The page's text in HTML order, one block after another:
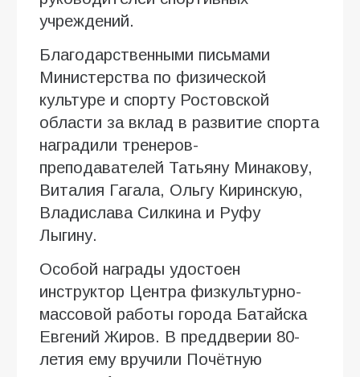
учреждений.
Благодарственными письмами
Министерства по физической
культуре и спорту Ростовской
области за вклад в развитие спорта
наградили тренеров-
преподавателей Татьяну Минакову,
Виталия Гагала, Ольгу Киринскую,
Владислава Силкина и Руфу
Лыгину.
Особой награды удостоен
инструктор Центра физкультурно-
массовой работы города Батайска
Евгений Жиров. В преддверии 80-
летия ему вручили Почётную